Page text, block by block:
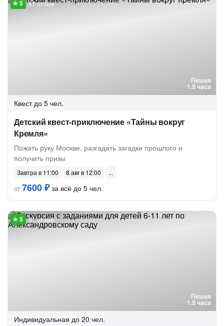
Пешая
1.5 часа
41 отзыв
Квест до 5 чел.
Детский квест-приключение «Тайны вокруг
Кремля»
Пожать руку Москве, разгадать загадки прошлого и
получить призы
Завтра в 11:00
8 авг в 12:00
от7600 ₽за всё до 5 чел.
Пешая
1.5 часа
61 отзыв
Индивидуальная до 20 чел.